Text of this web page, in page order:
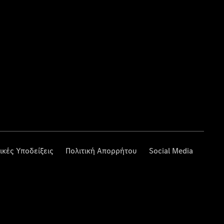
Υποδείξεις Πολιτική Απορρήτου Social Media